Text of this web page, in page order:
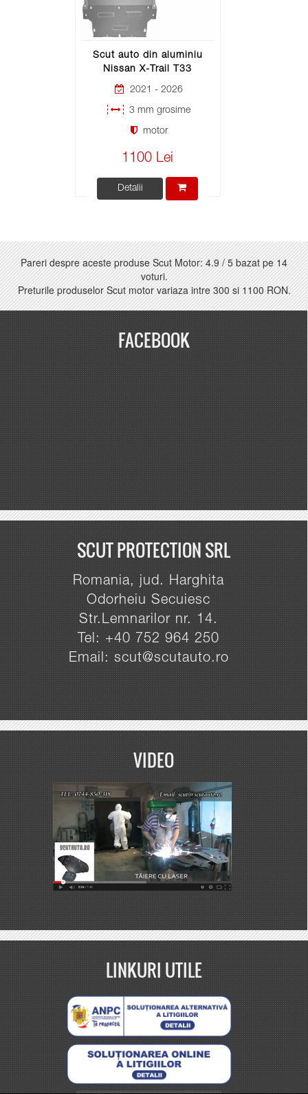
Scut auto din aluminiu
Nissan X-Trail T33
2021 - 2026
3 mm grosime
motor
1100 Lei
Detalii
Pareri despre aceste produse Scut Motor: 4.9/5bazat pe14
voturi.
Preturile produselor Scut motor variaza intre300si1100 RON.
FACEBOOK
SCUT PROTECTION SRL
Romania, jud. Harghita
Odorheiu Secuiesc
Str.Lemnarilor nr. 14.
Tel: +40 752 964 250
Email: scut@scutauto.ro
VIDEO
LINKURI UTILE